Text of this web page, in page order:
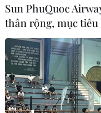
Hạ viện Mỹ thúc
tiêu và tăng trần
Sun PhuQuoc
thân rộng, mục tiêu